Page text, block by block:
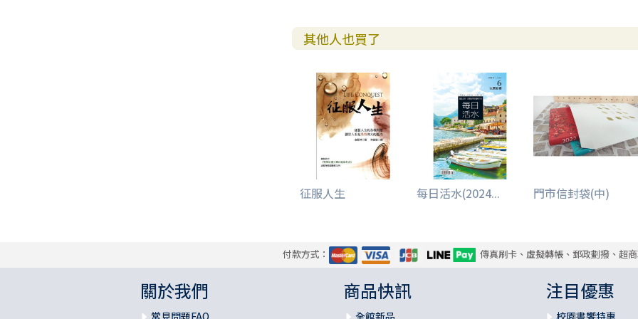
其他人也買了
征服人生 每日活水(2024... 門市信封袋(中)
付款方式： 傳真刷卡、虛擬轉帳、郵政劃撥、超
關於我們
常見問題FAQ
商品快訊
全館新品
注目優惠
校園書饗特惠